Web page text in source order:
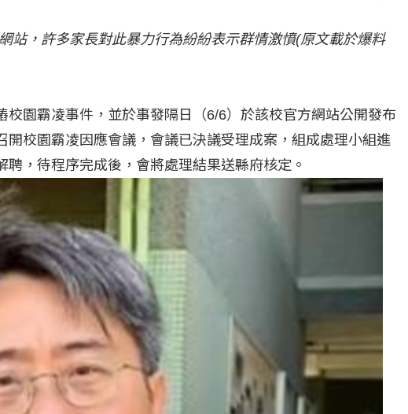
站，許多家長對此暴力行為紛紛表示群情激憤(原文載於爆料
校園霸凌事件，並於事發隔日（6/6）於該校官方網站公開發布
校園霸凌因應會議，會議已決議受理成案，組成處理小組進
，待程序完成後，會將處理結果送縣府核定。